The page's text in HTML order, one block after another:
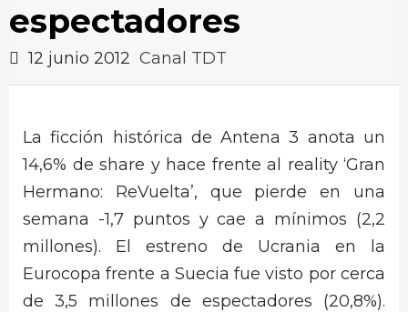
espectadores
12 junio 2012 Canal TDT
La ficción histórica de Antena 3 anota un
14,6% de share y hace frente al reality ‘Gran
Hermano: ReVuelta’, que pierde en una
semana -1,7 puntos y cae a mínimos (2,2
millones). El estreno de Ucrania en la
Eurocopa frente a Suecia fue visto por cerca
de 3,5 millones de espectadores (20,8%).